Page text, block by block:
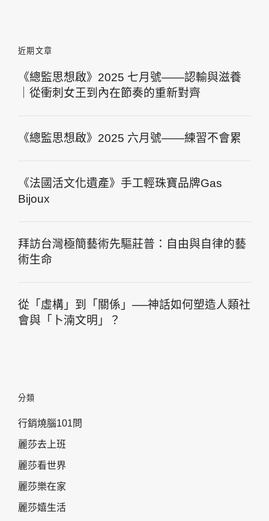
近期文章
《總監思想啟》2025 七月號——認輸與滋養
｜從衝刺女王到內在節奏的重新對齊
《總監思想啟》2025 六月號——練習不會累
《法國活文化遺產》手工輕珠寶品牌Gas
Bijoux
拜訪台灣極簡藝術先驅莊普：自由與自律的藝
術生命
從「虛構」到「關係」──神話如何塑造人類社
會與「卜湳文明」？
分類
行銷燒腦101問
麗莎去上班
麗莎看世界
麗莎樂在家
麗莎嬉生活